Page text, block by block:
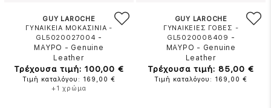
GUY LAROCHE
ΓΥΝΑΙΚΕΙΑ ΜΟΚΑΣΙΝΙΑ -
GL5020027004 -
ΜΑΥΡΟ - Genuine
Leather
Τρέχουσα τιμή: 100,00 €
Τιμή καταλόγου: 169,00 €
+1 χρώμα
GUY LAROCHE
ΓΥΝΑΙΚΕΙΕΣ ΓΟΒΕΣ -
GL5020008409 -
ΜΑΥΡΟ - Genuine
Leather
Τρέχουσα τιμή: 85,00 €
Τιμή καταλόγου: 169,00 €